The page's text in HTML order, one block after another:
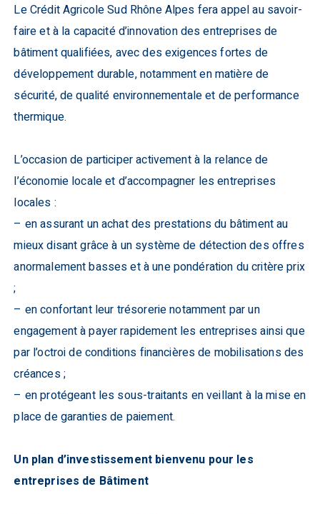
Le Crédit Agricole Sud Rhône Alpes fera appel au savoir-
faire et à la capacité d’innovation des entreprises de
bâtiment qualifiées, avec des exigences fortes de
développement durable, notamment en matière de
sécurité, de qualité environnementale et de performance
thermique.
L’occasion de participer activement à la relance de
l’économie locale et d’accompagner les entreprises
locales :
– en assurant un achat des prestations du bâtiment au
mieux disant grâce à un système de détection des offres
anormalement basses et à une pondération du critère prix
;
– en confortant leur trésorerie notamment par un
engagement à payer rapidement les entreprises ainsi que
par l’octroi de conditions financières de mobilisations des
créances ;
– en protégeant les sous-traitants en veillant à la mise en
place de garanties de paiement.
Un plan d’investissement bienvenu pour les
entreprises de Bâtiment